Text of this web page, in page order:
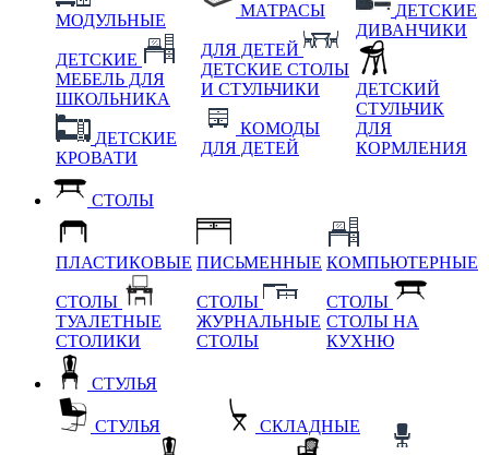
МОДУЛЬНЫЕ
ДЕТСКИЕ
МЕБЕЛЬ ДЛЯ
ШКОЛЬНИКА
ДЕТСКИЕ
КРОВАТИ
МАТРАСЫ
ДЛЯ ДЕТЕЙ
ДЕТСКИЕ СТОЛЫ
И СТУЛЬЧИКИ
КОМОДЫ
ДЛЯ ДЕТЕЙ
ДЕТСКИЕ
ДИВАНЧИКИ
ДЕТСКИЙ
СТУЛЬЧИК
ДЛЯ
КОРМЛЕНИЯ
СТОЛЫ
ПЛАСТИКОВЫЕ
СТОЛЫ
ТУАЛЕТНЫЕ
СТОЛИКИ
ПИСЬМЕННЫЕ
СТОЛЫ
ЖУРНАЛЬНЫЕ
СТОЛЫ
КОМПЬЮТЕРНЫЕ
СТОЛЫ
СТОЛЫ НА
КУХНЮ
СТУЛЬЯ
СТУЛЬЯ СКЛАДНЫЕ